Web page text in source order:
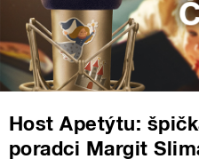
Host Apetýtu:
poradci Margit